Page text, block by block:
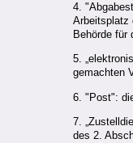
4.
Arbeitsplatz
Behörde für
5.
gemachten
6. "Post":
7.
des 2.